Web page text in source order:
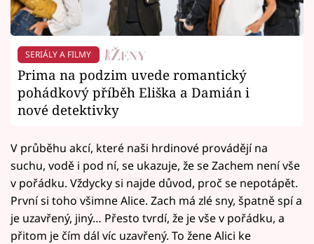
SERIÁLY A FILMY
Prima na podzim uvede romantický
pohádkový příběh Eliška a Damián i
nové detektivky
V průběhu akcí, které naši hrdinové provádějí na
suchu, vodě i pod ní, se ukazuje, že se Zachem není vše
v pořádku. Vždycky si najde důvod, proč se nepotápět.
První si toho všimne Alice. Zach má zlé sny, špatně spí a
je uzavřený, jiný… Přesto tvrdí, že je vše v pořádku, a
přitom je čím dál víc uzavřený. To žene Alici ke